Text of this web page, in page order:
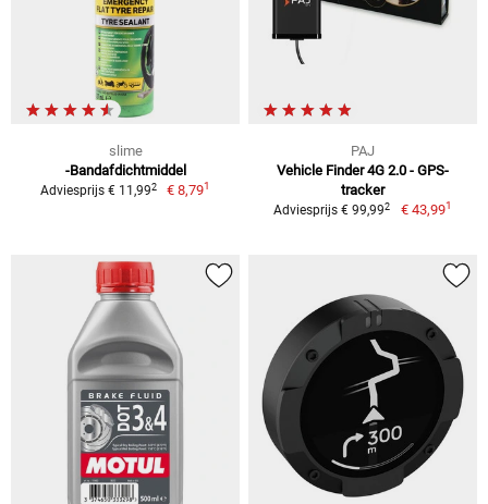
slime
-Bandafdichtmiddel
Adviesprijs € 11,992 € 8,791
PAJ
Vehicle Finder 4G 2.0 - GPS-
tracker
Adviesprijs € 99,992 € 43,991